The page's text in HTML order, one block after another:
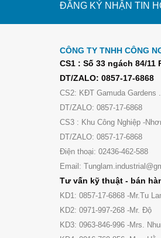
ĐĂNG KÝ NHẬN TIN
CÔNG TY TNHH CÔNG
CS1 : Số 33 ngách 84/11
DT/ZALO: 0857-17-6868
CS2: KĐT Gamuda Gardens
DT/ZALO: 0857-17-6868
CS3 : Khu Công Nghiệp -
DT/ZALO: 0857-17-6868
Điện thoại: 02436-462-588
Email:
Tư vấn kỹ thuật - bán
KD1: 0857-17-6868 -Mr.Tu
KD2: 0971-997-268 -Mr. Độ
KD3: 0963-846-996 -Mrs.